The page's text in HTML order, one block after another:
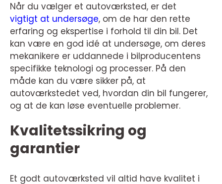
Når du vælger et autoværksted, er det
vigtigt at undersøge, om de har den rette
erfaring og ekspertise i forhold til din bil. Det
kan være en god idé at undersøge, om deres
mekanikere er uddannede i bilproducentens
specifikke teknologi og processer. På den
måde kan du være sikker på, at
autoværkstedet ved, hvordan din bil fungerer,
og at de kan løse eventuelle problemer.
Kvalitetssikring og
garantier
Et godt autoværksted vil altid have kvalitet i